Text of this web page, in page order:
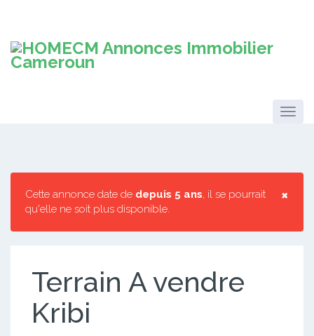
×
Cette annonce date de depuis 5 ans, il se pourrait
qu'elle ne soit plus disponible.
Terrain A vendre
Kribi